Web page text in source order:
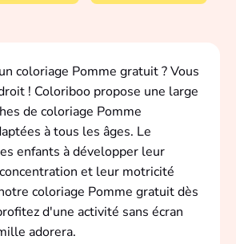
coloriage Pomme gratuit ? Vous
! Coloriboo propose une large
de coloriage Pomme
à tous les âges. Le
enfants à développer leur
et leur motricité
coloriage Pomme gratuit dès
d'une activité sans écran
adorera.